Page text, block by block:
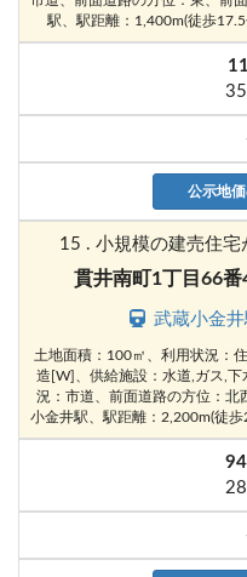
駅、駅距離：1,400m(徒歩
公示地
15 . 小規模の建売住
貫井南町1丁目66番
武蔵小金井
土地面積：100㎡、利用状況：
造[W]、供給施設：水道,ガス,
況：市道、前面道路の方位：北
小金井駅、駅距離：2,200m(徒